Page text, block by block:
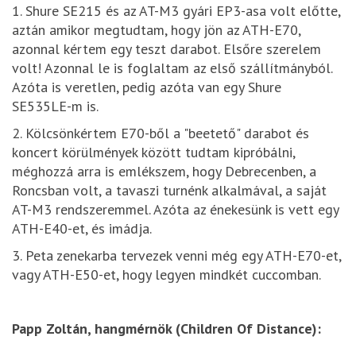
1. Shure SE215 és az AT-M3 gyári EP3-asa volt előtte,
aztán amikor megtudtam, hogy jön az ATH-E70,
azonnal kértem egy teszt darabot. Elsőre szerelem
volt! Azonnal le is foglaltam az első szállítmányból.
Azóta is veretlen, pedig azóta van egy Shure
SE535LE-m is.
2. Kölcsönkértem E70-ből a "beetető" darabot és
koncert körülmények között tudtam kipróbálni,
méghozzá arra is emlékszem, hogy Debrecenben, a
Roncsban volt, a tavaszi turnénk alkalmával, a saját
AT-M3 rendszeremmel. Azóta az énekesünk is vett egy
ATH-E40-et, és imádja.
3. Peta zenekarba tervezek venni még egy ATH-E70-et,
vagy ATH-E50-et, hogy legyen mindkét cuccomban.
Papp Zoltán, hangmérnök (Children Of Distance):